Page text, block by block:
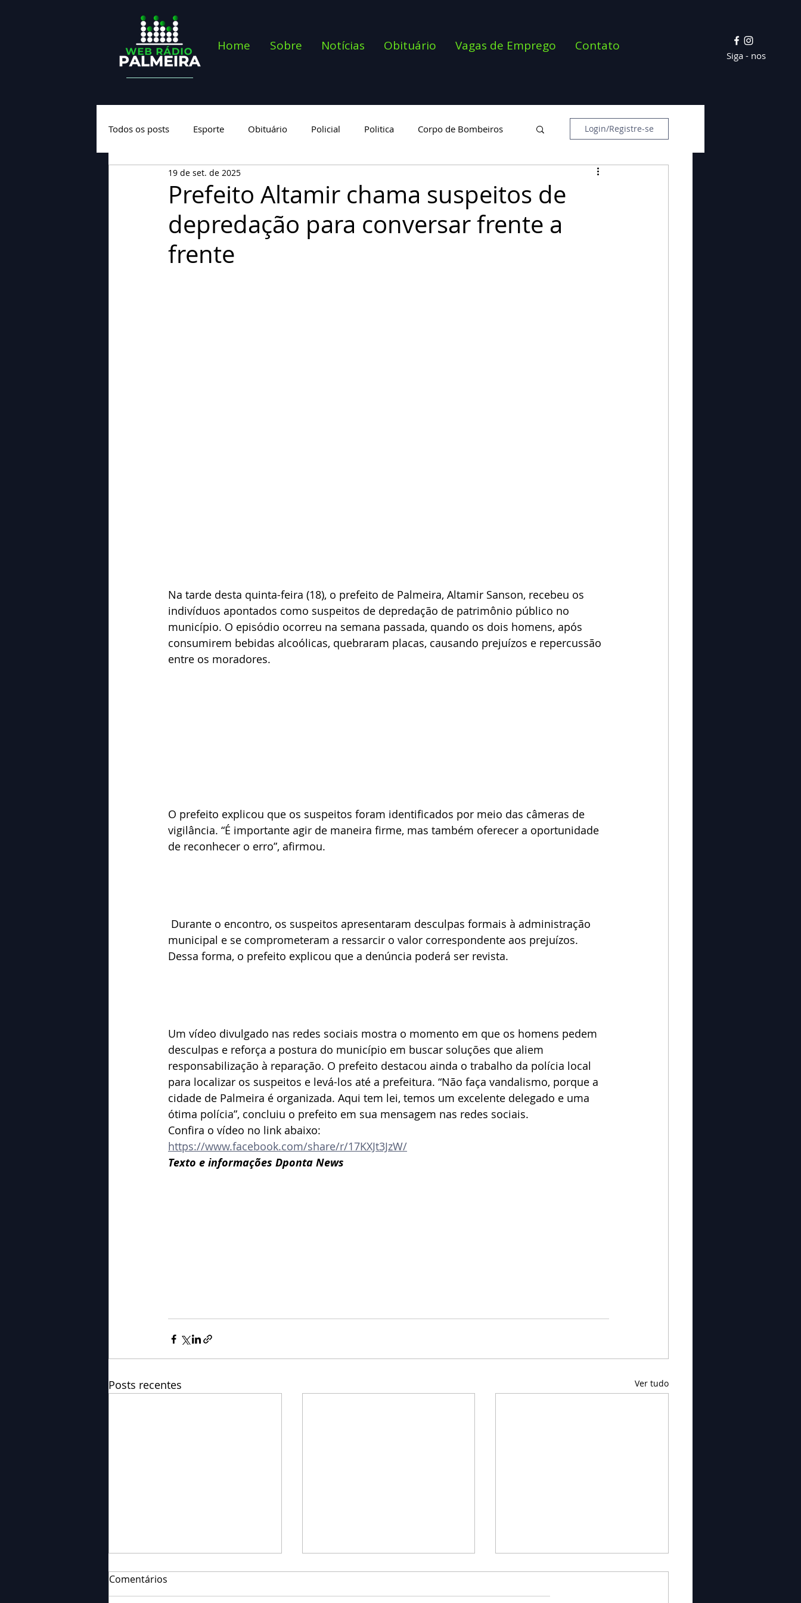
Home Sobre Notícias Obituário Vagas de Emprego Contato
Siga - nos
Todos os posts Esporte Obituário Policial Politica Corpo de Bombeiros
Geral Nova categoria
Login/Registre-se
Prefeito Altamir chama suspeitos de
depredação para conversar frente a
frente
19 de set. de 2025
Na tarde desta quinta-feira (18), o prefeito de Palmeira, Altamir Sanson, recebeu os
indivíduos apontados como suspeitos de depredação de patrimônio público no
município. O episódio ocorreu na semana passada, quando os dois homens, após
consumirem bebidas alcoólicas, quebraram placas, causando prejuízos e repercussão
entre os moradores.
O prefeito explicou que os suspeitos foram identificados por meio das câmeras de
vigilância. “É importante agir de maneira firme, mas também oferecer a oportunidade
de reconhecer o erro”, afirmou.
municipal e se comprometeram a ressarcir o valor correspondente aos prejuízos.
Dessa forma, o prefeito explicou que a denúncia poderá ser revista.
Um vídeo divulgado nas redes sociais mostra o momento em que os homens pedem
desculpas e reforça a postura do município em buscar soluções que aliem
responsabilização à reparação. O prefeito destacou ainda o trabalho da polícia local
para localizar os suspeitos e levá-los até a prefeitura. “Não faça vandalismo, porque a
cidade de Palmeira é organizada. Aqui tem lei, temos um excelente delegado e uma
ótima polícia”, concluiu o prefeito em sua mensagem nas redes sociais.
Confira o vídeo no link abaixo:
https://www.facebook.com/share/r/17KXJt3JzW/
Texto e informações Dponta News
Posts recentes Ver tudo
Comentários